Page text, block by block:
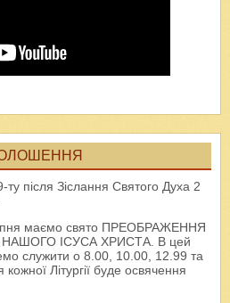
ту після Зіслання Святого Духа 2
маємо свято ПРЕОБРАЖЕННЯ
ІСУСА ХРИСТА. В цей
служити о 8.00, 10.00, 12.99 та
Літургії буде освячення